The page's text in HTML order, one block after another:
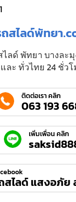
สไลด์พัทยา
ลด์ พัทยา บางละ
และ ทั่วไทย 24 ชั่วโ
ติดต่อเรา คลิก
063 193
เพิ่มเพื่อน คลิก
สไลด์ แสงอภัย